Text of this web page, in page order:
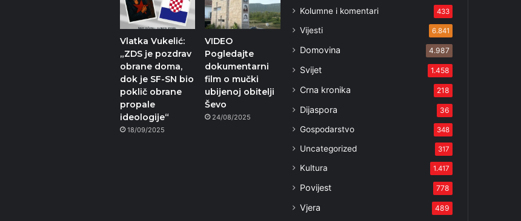
Vlatka Vukelić:
„ZDS je pozdrav
obrane doma,
dok je SF-SN bio
poklič obrane
propale
ideologije“
18/09/2025
VIDEO
Pogledajte
dokumentarni
film o mučki
ubijenoj obitelji
Ševo
24/08/2025
Kolumne i komentari 433
Vijesti 6.841
Domovina 4.987
Svijet 1.458
Crna kronika 218
Dijaspora 36
Gospodarstvo 348
Uncategorized 317
Kultura 1.417
Povijest 778
Vjera 489